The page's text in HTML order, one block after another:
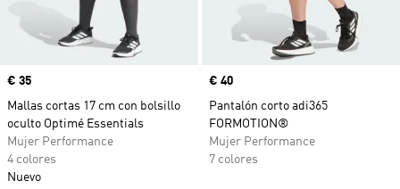
Precio
€ 35
Mallas cortas 17 cm con bolsillo
oculto Optimé Essentials
Mujer Performance
4 colores
Nuevo
Precio
€ 40
Pantalón corto adi365
FORMOTION®
Mujer Performance
7 colores